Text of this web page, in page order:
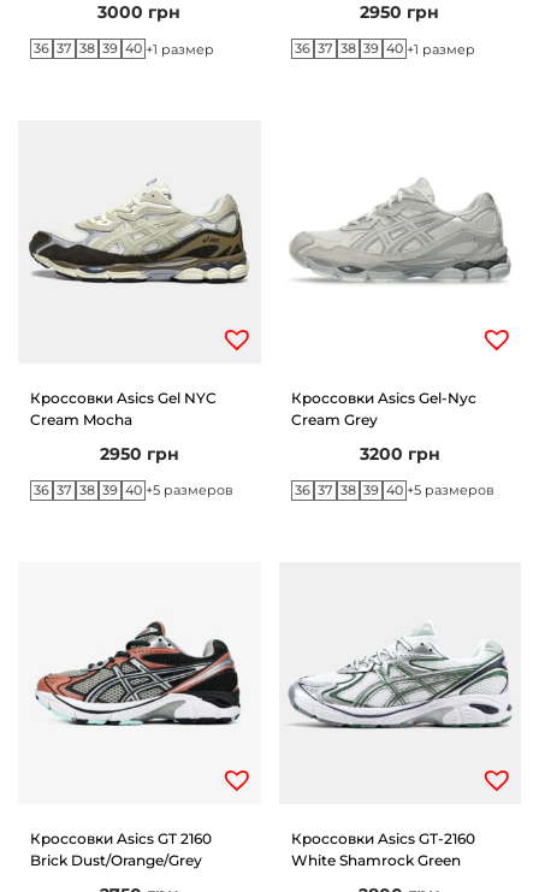
3000 грн
36 37 38 39 40 +1 размер
2950 грн
36 37 38 39 40 +1 размер
Кроссовки Asics Gel NYC
Cream Mocha
2950 грн
36 37 38 39 40 +5 размеров
Кроссовки Asics Gel-Nyc
Cream Grey
3200 грн
36 37 38 39 40 +5 размеров
Кроссовки Asics GT 2160
Brick Dust/Orange/Grey
Кроссовки Asics GT-2160
White Shamrock Green